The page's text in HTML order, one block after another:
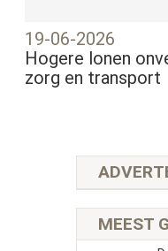
19-06-2026
Hogere lonen
zorg en transport
MEEST